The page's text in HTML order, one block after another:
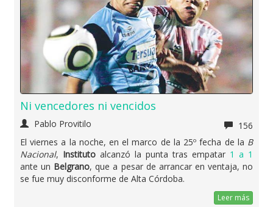
Ni vencedores ni vencidos
Pablo Provitilo
156
El viernes a la noche, en el marco de la 25º fecha de la B
Nacional, Instituto alcanzó la punta tras empatar 1 a 1
ante un Belgrano, que a pesar de arrancar en ventaja, no
se fue muy disconforme de Alta Córdoba.
Leer más